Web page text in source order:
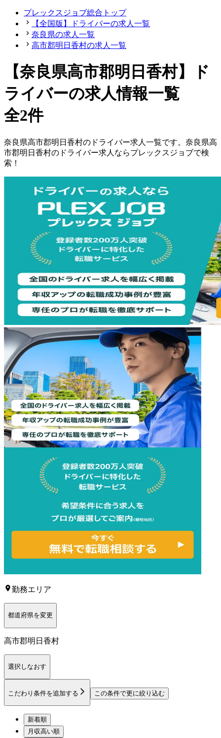
プレックスジョブ総合トップ
【全国版】ドライバーの求人一覧
奈良県の求人一覧
高市郡明日香村の求人一覧
【奈良県高市郡明日香村】ド
ライバーの求人情報一覧
全2件
奈良県高市郡明日香村の ドライバー求人一覧です。 奈良県高
市郡明日香村の ドライバー求人ならプレックスジョブで検
索！
勤務エリア
都道府県を変更
高市郡明日香村
選択しなおす
こだわり条件を追加する この条件で更に絞り込む
新着順
月収高い順